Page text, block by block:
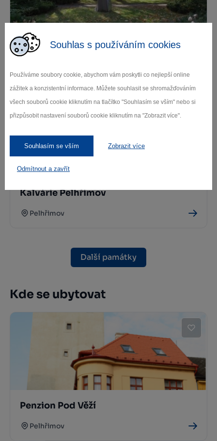
Souhlas s používáním cookies
Používáme soubory cookie, abychom vám poskytli co nejlepší online
zážitek a konzistentní informace. Můžete souhlasit se shromažďováním
všech souborů cookie kliknutím na tlačítko "Souhlasím se vším" nebo si
přizpůsobit nastavení souborů cookie kliknutím na "Zobrazit více".
Souhlasím se vším Zobrazit více
Odmítnout a zavřít
Děkanská zahrada Pelhřimov
Pelhřimov
Kalvárie Pelhřimov
Pelhřimov
Další památky
Kde se ubytovat
Penzion Pod Věží
Pelhřimov